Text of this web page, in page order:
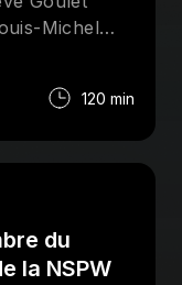
Michel
Wrestling
de juillet, à
120 min
du
la NSPW